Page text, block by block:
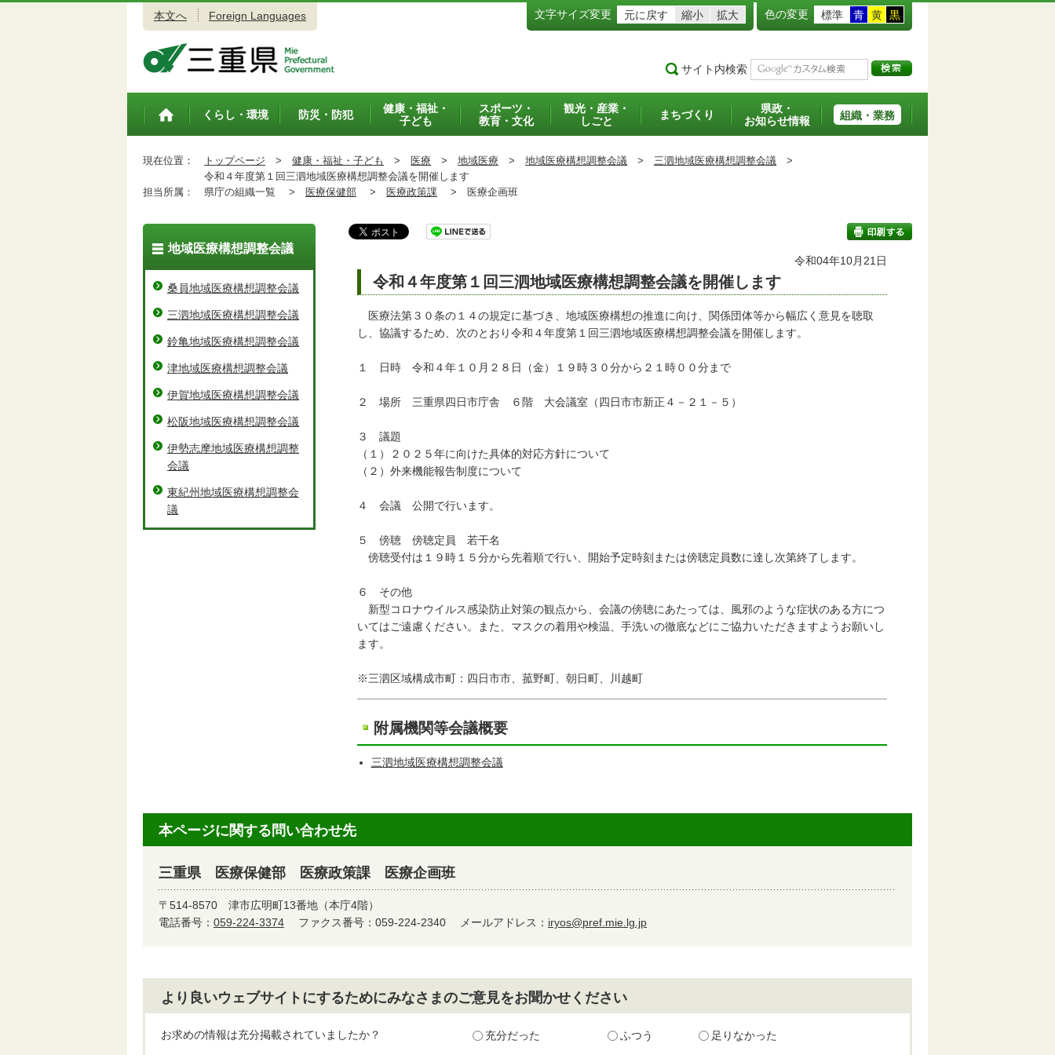
本文へ Foreign Languages 文字サイズ変更 元に戻す 縮小 拡大 色の変更 標準 青 黄 黒
サイト内検索
トップペ
くらし・環境 防災・防犯
健康・福祉・
子ども
スポーツ・
教育・文化
観光・産業・
しごと
まちづくり
県政・
お知らせ情報
組織・業務
現在位置： トップページ > 健康・福祉・子ども > 医療 > 地域医療 > 地域医療構想調整会議 > 三泗地域医療構想調整会議 >
令和４年度第１回三泗地域医療構想調整会議を開催します
担当所属：
県庁の組織一覧 > 医療保健部 > 医療政策課 > 医療企画班
印刷する
令和04年10月21日
令和４年度第１回三泗地域医療構想調整会議を開催します
医療法第３０条の１４の規定に基づき、地域医療構想の推進に向け、関係団体等から幅広く意見を聴取
し、協議するため、次のとおり令和４年度第１回三泗地域医療構想調整会議を開催します。
１ 日時 令和４年１０月２８日（金）１９時３０分から２１時００分まで
２ 場所 三重県四日市庁舎 ６階 大会議室（四日市市新正４－２１－５）
３ 議題
（１）２０２５年に向けた具体的対応方針について
（２）外来機能報告制度について
４ 会議 公開で行います。
５ 傍聴 傍聴定員 若干名
傍聴受付は１９時１５分から先着順で行い、開始予定時刻または傍聴定員数に達し次第終了します。
６ その他
新型コロナウイルス感染防止対策の観点から、会議の傍聴にあたっては、風邪のような症状のある方につ
いてはご遠慮ください。また、マスクの着用や検温、手洗いの徹底などにご協力いただきますようお願いし
ます。
※三泗区域構成市町：四日市市、菰野町、朝日町、川越町
附属機関等会議概要
三泗地域医療構想調整会議
地域医療構想調整会議
桑員地域医療構想調整会議
三泗地域医療構想調整会議
鈴亀地域医療構想調整会議
津地域医療構想調整会議
伊賀地域医療構想調整会議
松阪地域医療構想調整会議
伊勢志摩地域医療構想調整
会議
東紀州地域医療構想調整会
議
本ページに関する問い合わせ先
三重県 医療保健部 医療政策課 医療企画班
〒514-8570 津市広明町13番地（本庁4階）
電話番号： 059-224-3374 ファクス番号：059-224-2340 メールアドレス： iryos@pref.mie.lg.jp
より良いウェブサイトにするためにみなさまのご意見をお聞かせください
お求めの情報は充分掲載されていましたか？ 充分だった ふつう 足りなかった